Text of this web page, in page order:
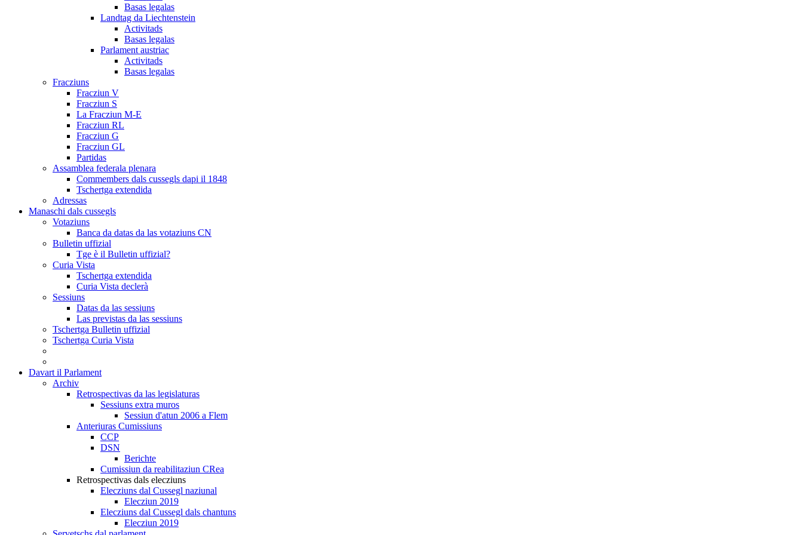
Basas legalas
Landtag da Liechtenstein
Activitads
Basas legalas
Parlament austriac
Activitads
Basas legalas
Fracziuns
Fracziun V
Fracziun S
La Fracziun M-E
Fracziun RL
Fracziun G
Fracziun GL
Partidas
Assamblea federala plenara
Commembers dals cussegls dapi il 1848
Tschertga extendida
Adressas
Manaschi dals cussegls
Votaziuns
Banca da datas da las votaziuns CN
Bulletin uffizial
Tge è il Bulletin uffizial?
Curia Vista
Tschertga extendida
Curia Vista declerà
Sessiuns
Datas da las sessiuns
Las previstas da las sessiuns
Tschertga Bulletin uffizial
Tschertga Curia Vista
Davart il Parlament
Archiv
Retrospectivas da las legislaturas
Sessiuns extra muros
Sessiun d'atun 2006 a Flem
Anteriuras Cumissiuns
CCP
DSN
Berichte
Cumissiun da reabilitaziun CRea
Retrospectivas dals elecziuns
Elecziuns dal Cussegl naziunal
Elecziun 2019
Elecziuns dal Cussegl dals chantuns
Elecziun 2019